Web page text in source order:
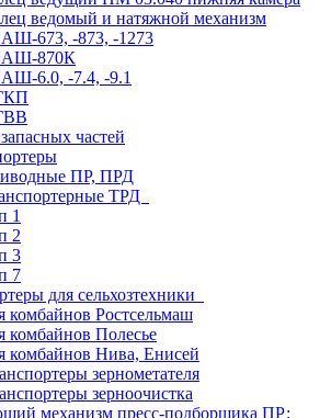
ведомый и натяжной механизм
673, -873, -1273
870К
6.0, -7.4, -9.1
частей
ПР, ПРД
ТРД
1
2
3
7
для сельхозтехники
комбайнов Ростсельмаш
комбайнов Полесье
комбайнов Нива, Енисей
зернометателя
зерноочистка
механизм пресс-подборщика ПР;